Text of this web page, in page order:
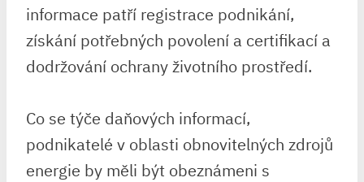
informace patří registrace podnikání,
získání potřebných povolení a certifikací a
dodržování ochrany životního prostředí.
Co se týče daňových informací,
podnikatelé v oblasti obnovitelných zdrojů
energie by měli být obeznámeni s